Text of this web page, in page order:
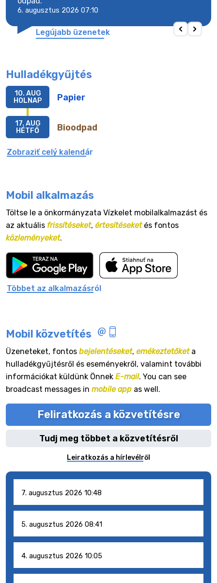
6. augusztus 2026 07:10
Legújabb üzenetek
Hulladékgyűjtés
Papier
10. AUG
HOLNAP
Bioodpad
17. AUG
HÉTFŐ
Zobraziť celý kalendár
Mobil alkalmazás
Töltse le a önkormányzata Vízkelet mobilalkalmazást és
az aktuális frissítéseket, értesítéseketés fontos
közleményeket.
Többet az alkalmazásról
Mobil közvetítés
Üzeneteket, fontos bejelentéseket, emékeztetőketa
hulladékgyűjtésről és eseményekről, valamint további
információkat küldünk Önnek E-mail. You can see
broadcast messages in mobile app as well.
Feliratkozás a közvetítésre
Tudj meg többet a közvetítésről
Leiratkozás a hírlevélről
7. augusztus 2026 10:48
5. augusztus 2026 08:41
4. augusztus 2026 10:05